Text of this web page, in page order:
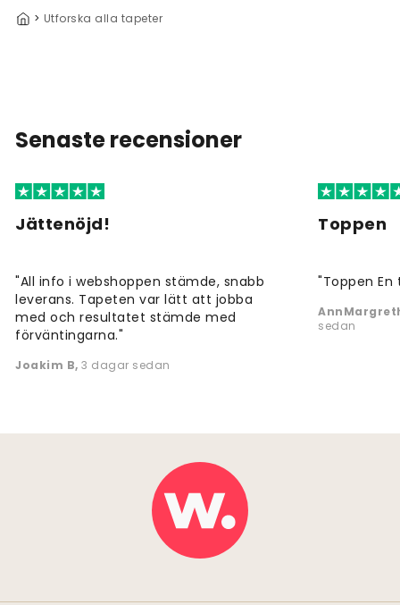
> Utforska alla tapeter
Senaste recensioner
Jättenöjd!
"All info i webshoppen stämde, snabb
leverans. Tapeten var lätt att jobba
med och resultatet stämde med
förväntingarna."
Joakim B, 3 dagar sedan
Toppen
"Toppen
sedan